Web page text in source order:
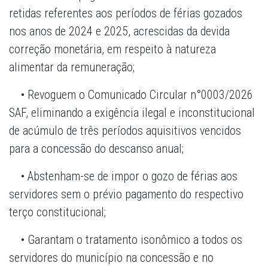
retidas referentes aos períodos de férias gozados
nos anos de 2024 e 2025, acrescidas da devida
correção monetária, em respeito à natureza
alimentar da remuneração;
• Revoguem o Comunicado Circular n°0003/2026
SAF, eliminando a exigência ilegal e inconstitucional
de acúmulo de três períodos aquisitivos vencidos
para a concessão do descanso anual;
• Abstenham-se de impor o gozo de férias aos
servidores sem o prévio pagamento do respectivo
terço constitucional;
• Garantam o tratamento isonômico a todos os
servidores do município na concessão e no